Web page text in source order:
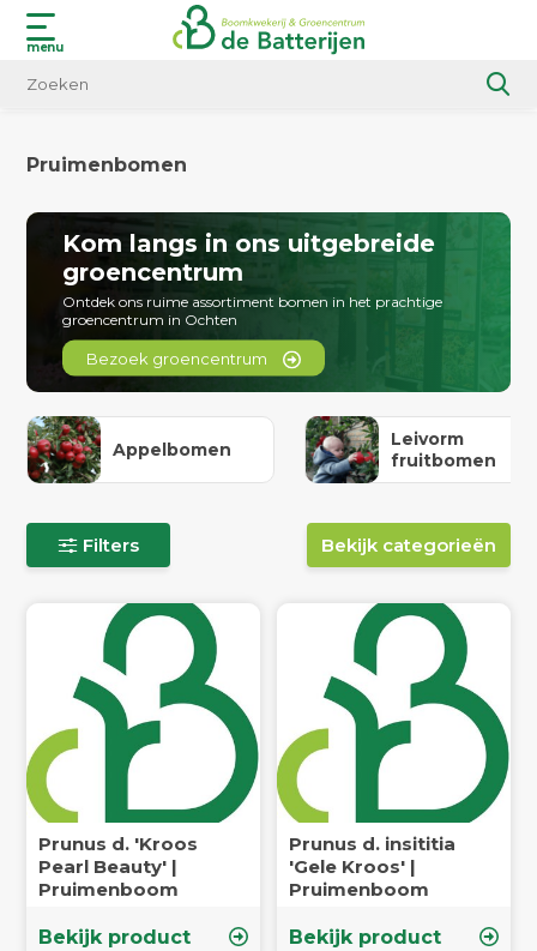
menu
Pruimenbomen
Kom langs in ons uitgebreide
groencentrum
Ontdek ons ruime assortiment bomen in het prachtige
groencentrum in Ochten
Bezoek groencentrum
Appelbomen
Leivorm
fruitbomen
Filters Bekijk categorieën
Prunus d. 'Kroos
Pearl Beauty' |
Pruimenboom
Bekijk product
Prunus d. insititia
'Gele Kroos' |
Pruimenboom
Bekijk product